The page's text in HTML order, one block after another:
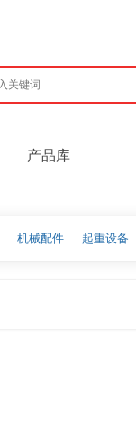
产品库
机械配件
起重设备